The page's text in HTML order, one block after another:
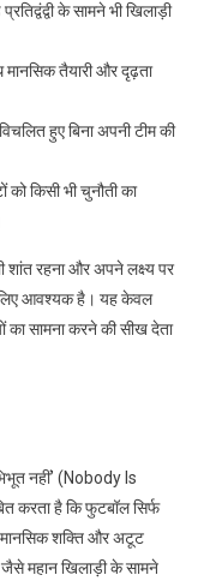
के सामने भी खिलाड़ी
तैयारी और दृढ़ता
हुए बिना अपनी टीम की
को किसी भी चुनौती का
शांत रहना और अपने लक्ष्य पर
लिए आवश्यक है। यह केवल
का सामना करने की सीख देता
नहीं’ (Nobody Is
करता है कि फुटबॉल सिर्फ
मानसिक शक्ति और अटूट
महान खिलाड़ी के सामने